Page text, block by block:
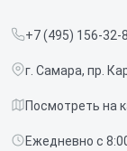
Срочный ремонт
Доставка и
Диагностика
+7 (495) 156-32-
г. Самара, пр.
Посмотреть на
Ежедневно с